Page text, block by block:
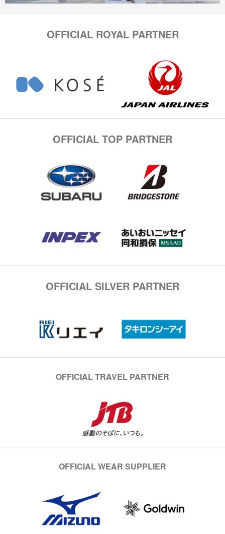
OFFICIAL ROYAL PARTNER
OFFICIAL TOP PARTNER
OFFICIAL SILVER PARTNER
OFFICIAL TRAVEL PARTNER
OFFICIAL WEAR SUPPLIER